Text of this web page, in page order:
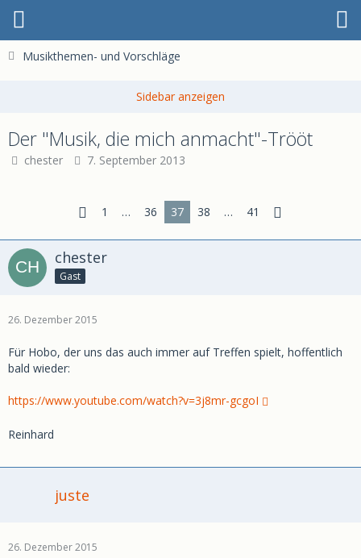
Musikthemen- und Vorschläge
Der "Musik, die mich anmacht"-Trööt
chester 7. September 2013
1 … 36 37 38 … 41
chester
Gast
26. Dezember 2015
Für Hobo, der uns das auch immer auf Treffen spielt, hoffentlich
bald wieder:
https://www.youtube.com/watch?v=3j8mr-gcgoI
Reinhard
juste
26. Dezember 2015